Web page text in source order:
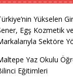
Yükselen
Egş Kozmetik
Sektöre
Yaz Okulu
Eğitimleri